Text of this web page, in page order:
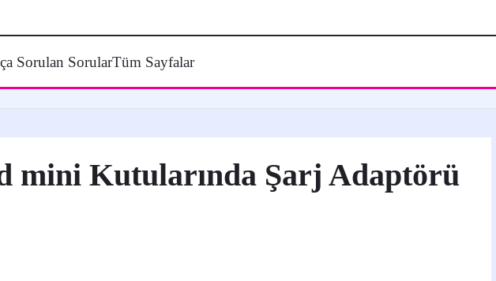
Sorulan SorularTüm Sayfalar
mini Kutularında Şarj Adaptörü